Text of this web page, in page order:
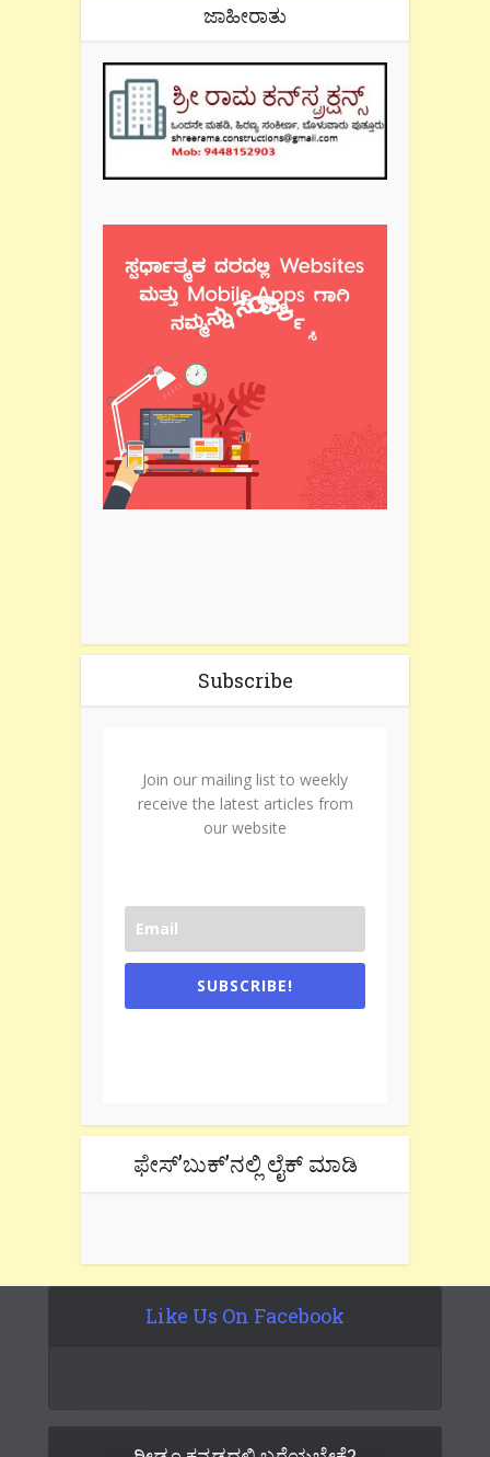
ಜಾಹೀರಾತು
Subscribe
Join our mailing list to weekly
receive the latest articles from
our website
SUBSCRIBE!
ಫೇಸ್’ಬುಕ್’ನಲ್ಲಿ ಲೈಕ್ ಮಾಡಿ
Like Us On Facebook